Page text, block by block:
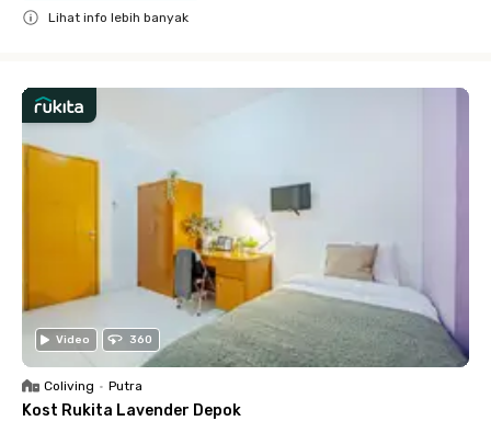
Lihat info lebih banyak
Video 360
Coliving • Putra
Kost Rukita Lavender Depok